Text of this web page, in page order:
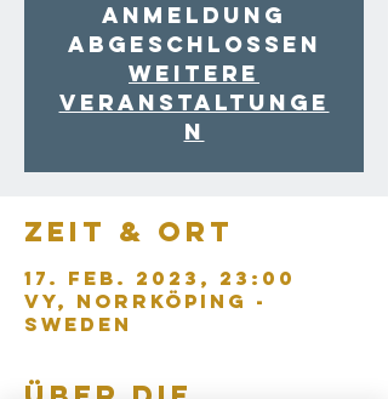
Anmeldung
abgeschlossen
Weitere
Veranstaltunge
n
Zeit & Ort
17. Feb. 2023, 23:00
Vy, Norrköping -
Sweden